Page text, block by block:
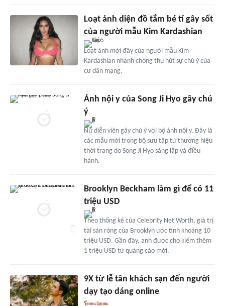
Loạt ảnh diện đồ tắm bé tí gây sốt
của người mẫu Kim Kardashian
Loạt ảnh mới đây của người mẫu Kim
Kardashian nhanh chóng thu hút sự chú ý của
cư dân mạng.
Ảnh nội y của Song Ji Hyo gây chú
ý
Nữ diễn viên gây chú ý với bộ ảnh nội y. Đây là
các mẫu mới trong bộ sưu tập từ thương hiệu
thời trang do Song Ji Hyo sáng lập và điều
hành.
Brooklyn Beckham làm gì để có 11
triệu USD
Theo thống kê của Celebrity Net Worth, giá trị
tài sản ròng của Brooklyn ước tính khoảng 10
triệu USD. Gần đây, anh được cho kiếm thêm
1 triệu USD từ quảng cáo mới.
9X từ lễ tân khách sạn đến người
dạy tạo dáng online